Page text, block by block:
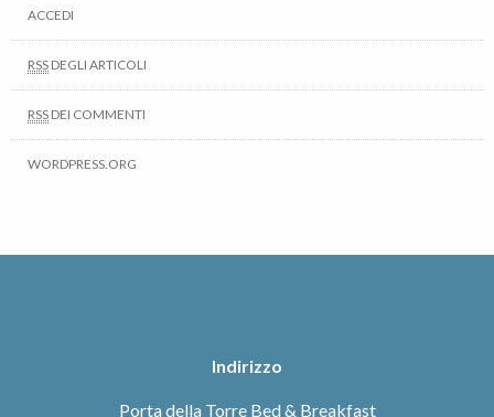
ACCEDI
RSS DEGLI ARTICOLI
RSS DEI COMMENTI
WORDPRESS.ORG
Indirizzo
Porta della Torre Bed & Breakfast